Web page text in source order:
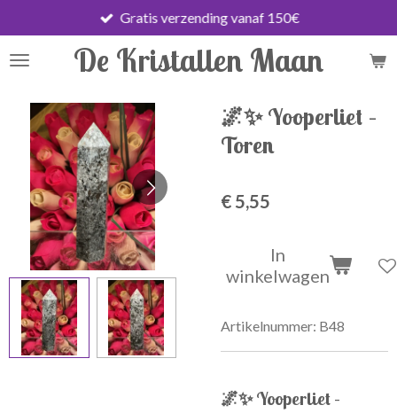
direct
naar
hoofdinhoud
De Kristallen Maan
Gratis verzending vanaf 150€
🌌✨ Yooperliet –
Toren
€ 5,55
In
winkelwagen
Artikelnummer: B48
🌌✨Yooperliet –